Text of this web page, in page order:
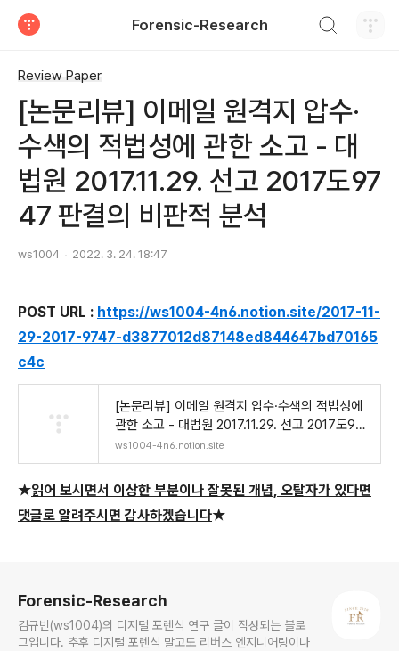
Forensic-Research
Review Paper
[논문리뷰] 이메일 원격지 압수·
수색의 적법성에 관한 소고 - 대
법원 2017.11.29. 선고 2017도97
47 판결의 비판적 분석
ws1004 2022. 3. 24. 18:47
POST URL : https://ws1004-4n6.notion.site/2017-11-
29-2017-9747-d3877012d87148ed844647bd70165
c4c
[논문리뷰] 이메일 원격지 압수·수색의 적법성에
관한 소고 - 대법원 2017.11.29. 선고 2017도974
7 판
ws1004-4n6.notion.site
★읽어 보시면서 이상한 부분이나 잘못된 개념, 오탈자가 있다면
댓글로 알려주시면 감사하겠습니다★
Forensic-Research
김규빈(ws1004)의 디지털 포렌식 연구 글이 작성되는 블로
그입니다. 추후 디지털 포렌식 말고도 리버스 엔지니어링이나